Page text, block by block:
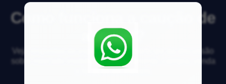
Como funciona a caução de
aluguel?
Veja respostas de especialistas e participe da discussão
sobre mercado imobiliário, financiamento, compra, venda
e locação de imóveis